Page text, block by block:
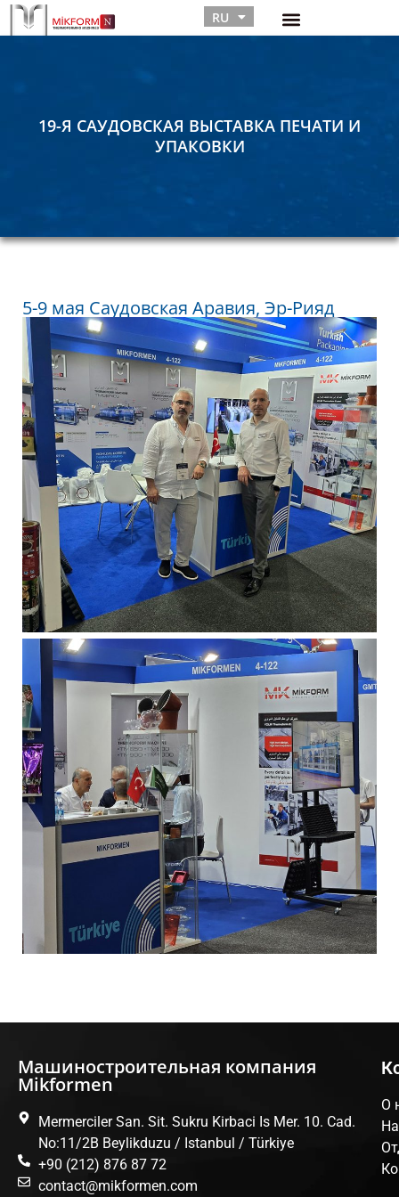
RU
TR
19-Я САУДОВСКАЯ ВЫСТАВКА ПЕЧАТИ И
УПАКОВКИ
5-9 мая Саудовская Аравия, Эр-Рияд
Машиностроительная компания
Mikformen
Mermerciler San. Sit. Sukru Kirbaci Is Mer. 10. Cad.
No:11/2B Beylikduzu / Istanbul / Türkiye
+90 (212) 876 87 72
contact@mikformen.com
О